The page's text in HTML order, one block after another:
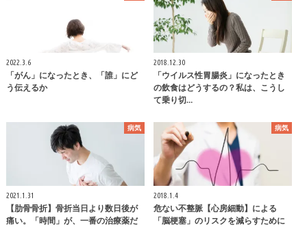
2022.3.6
「がん」になったとき、「誰」にど
う伝えるか
2018.12.30
「ウイルス性胃腸炎」になったとき
の飲食はどうするの？私は、こうし
て乗り切…
病気
2021.1.31
【肋骨骨折】骨折当日より数日後が
痛い。「時間」が、一番の治療薬だ
病気
2018.1.4
危ない不整脈【心房細動】による
「脳梗塞」のリスクを減らすために